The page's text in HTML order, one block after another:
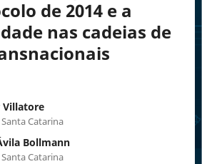
de 2014 e a
nas cadeias de
Villatore
Catarina
Bollmann
Catarina